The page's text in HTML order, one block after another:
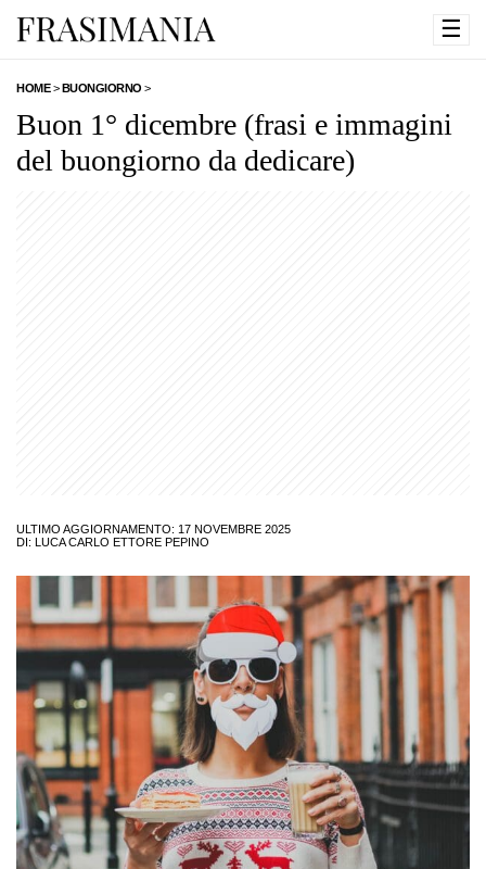
☰
HOME>BUONGIORNO >
Buon 1° dicembre (frasi e immagini
del buongiorno da dedicare)
ULTIMO AGGIORNAMENTO: 17 NOVEMBRE 2025
DI: LUCA CARLO ETTORE PEPINO